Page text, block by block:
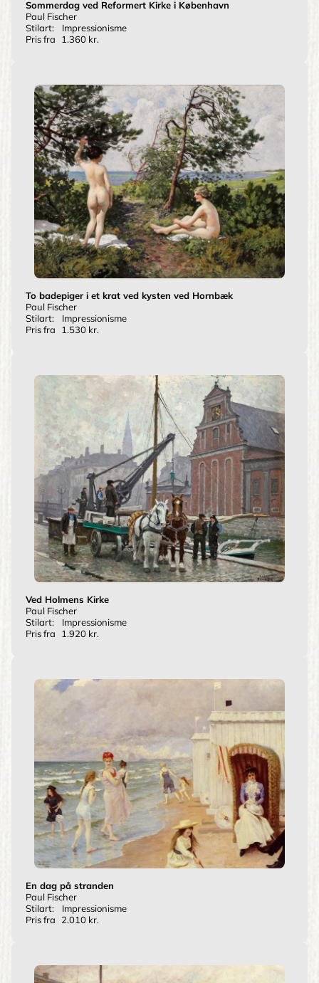
Sommerdag ved Reformert Kirke i København
Paul Fischer
Stilart:
Impressionisme
Pris fra
1.360 kr.
To badepiger i et krat ved kysten ved Hornbæk
Paul Fischer
Stilart:
Impressionisme
Pris fra
1.530 kr.
Ved Holmens Kirke
Paul Fischer
Stilart:
Impressionisme
Pris fra
1.920 kr.
En dag på stranden
Paul Fischer
Stilart:
Impressionisme
Pris fra
2.010 kr.